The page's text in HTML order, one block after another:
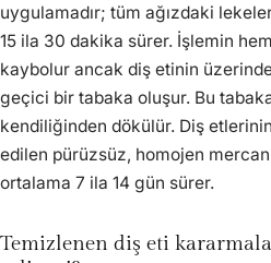
uygulamadır; tüm ağızdaki
15 ila 30 dakika sürer. İşlemin
kaybolur ancak diş etinin
geçici bir tabaka oluşur. Bu
kendiliğinden dökülür. Diş
edilen pürüzsüz, homojen
ortalama 7 ila 14 gün sürer.
Temizlenen diş eti